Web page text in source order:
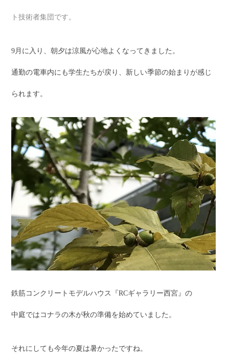
ト技術者集団です。
9月に入り、朝夕は涼風が心地よくなってきました。
通勤の電車内にも学生たちが戻り、新しい季節の始まりが感じ
られます。
鉄筋コンクリートモデルハウス『RCギャラリー西宮』の
中庭ではコナラの木が秋の準備を始めていました。
それにしても今年の夏は暑かったですね。